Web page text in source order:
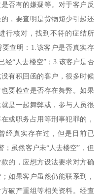
否有的嫌疑等。对于客户反
，要查明是货物短少引起还
行核对，找到不符的症结所
查明：1.该客户是否真实存
经“人去楼空”；3.该客户是否
有积回函的客户，很多时候
要检查是否存在舞弊。如果
是一起舞弊或，参与人员很
或职务占用等刑事犯罪的，
经真实存在过，但是目前已
；虽然客户未“人去楼空”，但
的，应想方设法要求对方确
如果客户虽然仍能联系到，
破产重组等相关资料。经查